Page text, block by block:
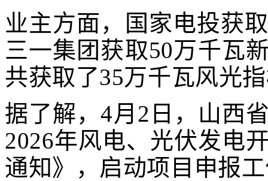
业主方面，国家电投获
三一集团获取50万千瓦
共获取了35万千瓦风光
据了解，4月2日，山西
2026年风电、光伏发电
通知 》，启动项目申报